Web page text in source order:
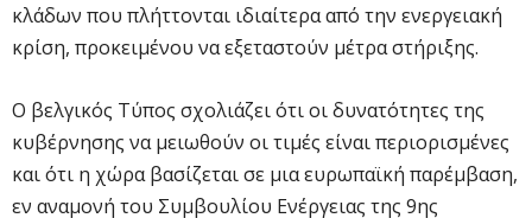
κλάδων που πλήττονται ιδιαίτερα από την ενεργειακή
κρίση, προκειμένου να εξεταστούν μέτρα στήριξης.
Ο βελγικός Τύπος σχολιάζει ότι οι δυνατότητες της
κυβέρνησης να μειωθούν οι τιμές είναι περιορισμένες
και ότι η χώρα βασίζεται σε μια ευρωπαϊκή παρέμβαση,
εν αναμονή του Συμβουλίου Ενέργειας της 9ης